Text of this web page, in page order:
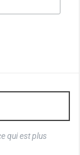
qui est plus